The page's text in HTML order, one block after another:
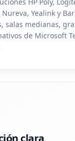
Nureva, Yealink y
salas medianas,
de Microsoft
clara